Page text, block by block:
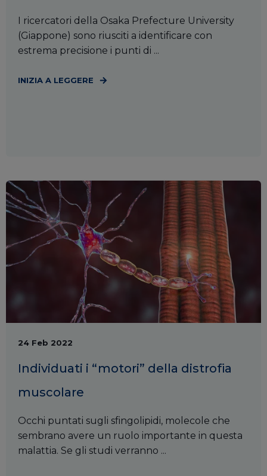
I ricercatori della Osaka Prefecture University
(Giappone) sono riusciti a identificare con
estrema precisione i punti di ...
INIZIA A LEGGERE
24 Feb 2022
Individuati i “motori” della distrofia
muscolare
Occhi puntati sugli sfingolipidi, molecole che
sembrano avere un ruolo importante in questa
malattia. Se gli studi verranno ...